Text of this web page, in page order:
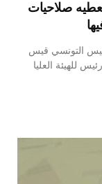
صلاحيات
أبريل 2022 أصدر الرئيس التونسي قيس
للهيئة العليا